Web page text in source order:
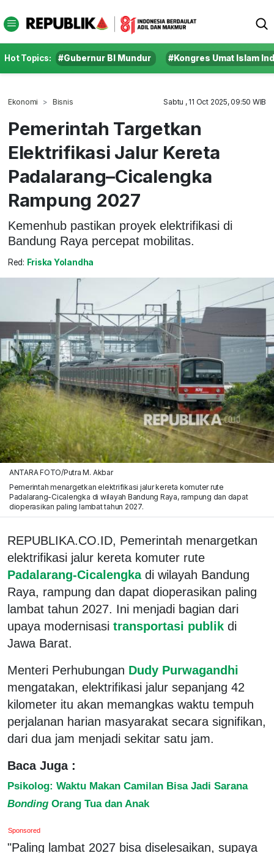
Hot Topics: #Gubernur BI Mundur #Kongres Umat Islam
Ekonomi Bisnis Sabtu , 11 Oct 2025, 09:50 WIB
Pemerintah Targetkan
Elektrifikasi Jalur Kereta
Padalarang–Cicalengka
Rampung 2027
Kemenhub pastikan proyek elektrifikasi di
Bandung Raya percepat mobilitas.
Red: Friska Yolandha
ANTARA FOTO/Putra M. Akbar
Pemerintah menargetkan elektrifikasi jalur kereta komuter rute
Padalarang-Cicalengka di wilayah Bandung Raya, rampung dan dapat
dioperasikan paling lambat tahun 2027.
REPUBLIKA.CO.ID, Pemerintah menargetkan
elektrifikasi jalur kereta komuter rute
Padalarang-Cicalengka di wilayah Bandung
Raya, rampung dan dapat dioperasikan paling
lambat tahun 2027. Ini menjadi bagian dari
upaya modernisasi transportasi publik di
Jawa Barat.
Menteri Perhubungan Dudy Purwagandhi
mengatakan, elektrifikasi jalur sepanjang 42
kilometer itu akan memangkas waktu tempuh
perjalanan harian masyarakat secara signifikan,
dari dua jam menjadi sekitar satu jam.
Baca Juga :
Psikolog: Waktu Makan Camilan Bisa Jadi Sarana
Bonding Orang Tua dan Anak
Sponsored
"Paling lambat 2027 bisa diselesaikan, supaya